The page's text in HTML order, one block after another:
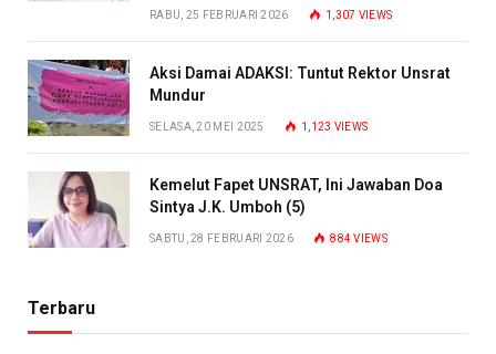
RABU, 25 FEBRUARI 2026 1,307 VIEWS
Aksi Damai ADAKSI: Tuntut Rektor Unsrat
Mundur
SELASA, 20 MEI 2025 1,123 VIEWS
Kemelut Fapet UNSRAT, Ini Jawaban Doa
Sintya J.K. Umboh (5)
SABTU, 28 FEBRUARI 2026 884VIEWS
Terbaru